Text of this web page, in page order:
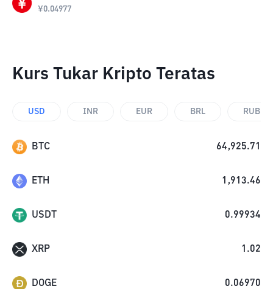
¥0.04977
Kurs Tukar Kripto Teratas
USD INR EUR BRL RUB
BTC 64,925.71
ETH 1,913.46
USDT 0.99934
XRP 1.02
DOGE 0.06970